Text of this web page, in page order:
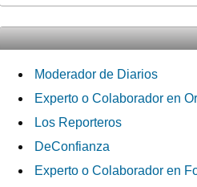
Moderador de Diarios
Experto o Colaborador en
Los Reporteros
DeConfianza
Experto o Colaborador en